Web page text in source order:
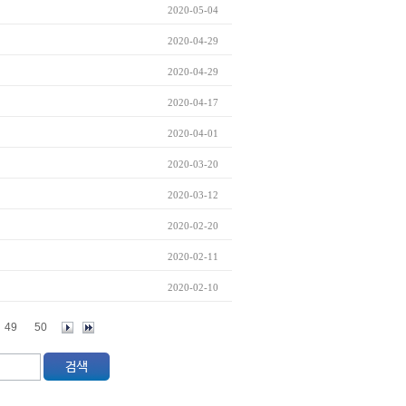
2020-05-04
2020-04-29
2020-04-29
2020-04-17
2020-04-01
2020-03-20
2020-03-12
2020-02-20
2020-02-11
2020-02-10
49 50